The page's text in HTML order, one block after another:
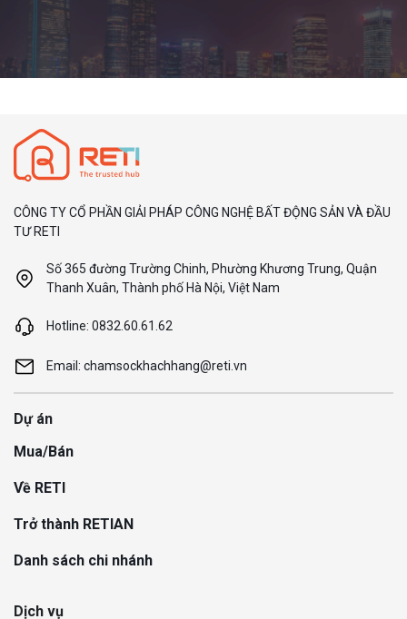
CÔNG TY CỔ PHẦN GIẢI PHÁP CÔNG NGHỆ BẤT ĐỘNG SẢN VÀ ĐẦU
TƯ RETI
Số 365 đường Trường Chinh, Phường Khương Trung, Quận
Thanh Xuân, Thành phố Hà Nội, Việt Nam
Hotline: 0832.60.61.62
Email: chamsockhachhang@reti.vn
Dự án
Mua/Bán
Về RETI
Trở thành RETIAN
Danh sách chi nhánh
Dịch vụ